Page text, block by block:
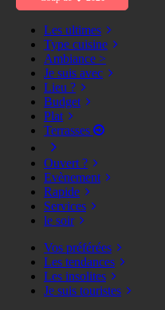
Les ultimes
Type cuisine
Ambiance >
Je suis avec
Lieu ?
Budget
Plat
Terrasses
Ouvert ?
Evènement
Rapide
Services
le soir
Vos préférées
Les tendances
Les insolites
Je suis touristes